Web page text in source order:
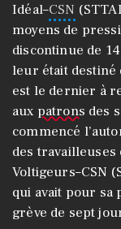
Idéal–CSN
moyens de
discontinue de
leur était destiné
est le dernier à
aux patrons des
commencé
des
Voltigeurs–CSN
qui avait pour sa
grève de sept